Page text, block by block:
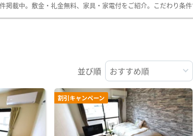
載中。敷金・礼金無料、家具・家電付をご紹介。こだわり条件
並び順
割引キャンペーン